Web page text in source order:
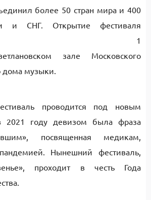
более 50 стран мира и 400
и СНГ. Открытие фестиваля
1
зале Московского
дома музыки.
проводится под новым
2021 году девизом была фраза
посвященная медикам,
Нынешний фестиваль,
проходит в честь Года